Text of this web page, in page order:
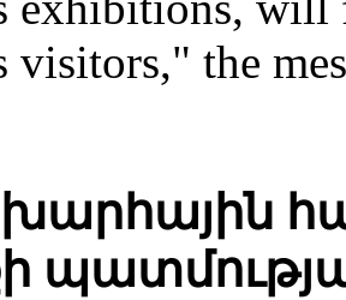
visitors," the